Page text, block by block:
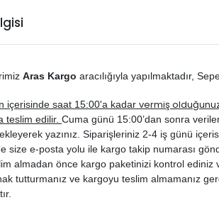
5008 2017-2024
Aras Kargo aracılığıyla yapılmaktadır,
içerisinde saat 15:00'a kadar vermiş
teslim edilir. Cuma günü 15:00’dan sonra
yazınız. Siparişleriniz 2-4 iş günü
size e-posta yolu ile kargo takip numarası
almadan önce kargo paketinizi kontrol ediniz
tutturmanız ve kargoyu teslim almamanız